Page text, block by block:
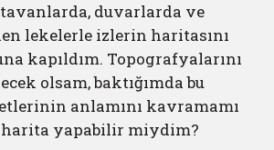
duvarlarda ve
lekelerle izlerin haritasını
kapıldım. Topografyalarını
olsam, baktığımda bu
anlamını kavramamı
yapabilir miydim?